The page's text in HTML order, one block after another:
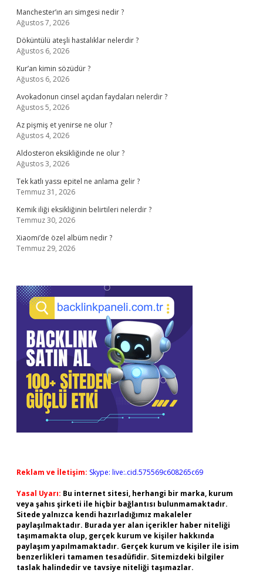
Manchester’ın arı simgesi nedir ?
Ağustos 7, 2026
Döküntülü ateşli hastalıklar nelerdir ?
Ağustos 6, 2026
Kur’an kimin sözüdür ?
Ağustos 6, 2026
Avokadonun cinsel açıdan faydaları nelerdir ?
Ağustos 5, 2026
Az pişmiş et yenirse ne olur ?
Ağustos 4, 2026
Aldosteron eksikliğinde ne olur ?
Ağustos 3, 2026
Tek katlı yassı epitel ne anlama gelir ?
Temmuz 31, 2026
Kemik iliği eksikliğinin belirtileri nelerdir ?
Temmuz 30, 2026
Xiaomi’de özel albüm nedir ?
Temmuz 29, 2026
Reklam ve İletişim: Skype: live:.cid.575569c608265c69
Yasal Uyarı: Bu internet sitesi, herhangi bir marka, kurum
veya şahıs şirketi ile hiçbir bağlantısı bulunmamaktadır.
Sitede yalnızca kendi hazırladığımız makaleler
paylaşılmaktadır. Burada yer alan içerikler haber niteliği
taşımamakta olup, gerçek kurum ve kişiler hakkında
paylaşım yapılmamaktadır. Gerçek kurum ve kişiler ile isim
benzerlikleri tamamen tesadüfidir. Sitemizdeki bilgiler
taslak halindedir ve tavsiye niteliği taşımazlar.